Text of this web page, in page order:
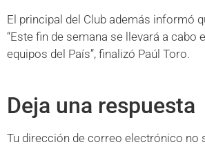
El principal del Club además informó
“Este fin de semana se llevará a
equipos del País”, finalizó Paúl Toro.
Deja una respuesta
Tu dirección de correo electrónico no